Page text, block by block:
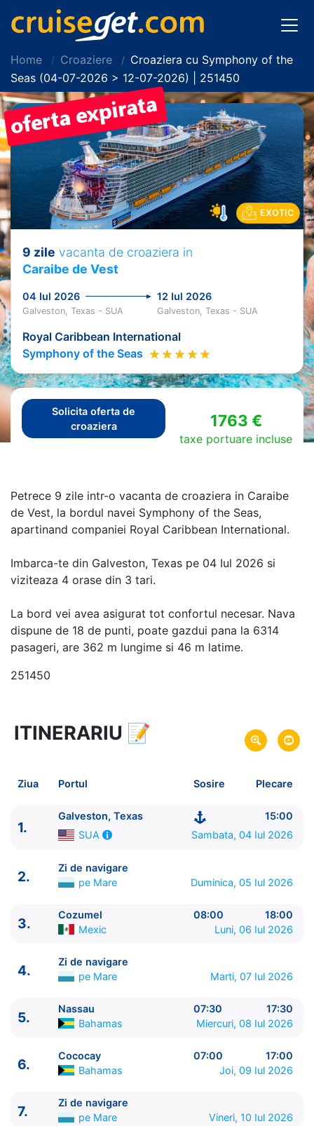
Home Croaziere
Croaziera cu Symphony of the
Seas (04-07-2026 > 12-07-2026) | 251450
EXOTIC
9 zile vacanta de croaziera in
Caraibe de Vest
04 Iul 2026 12 Iul 2026
Galveston, Texas - SUA Galveston, Texas - SUA
Royal Caribbean International
Symphony of the Seas
Solicita oferta de
croaziera
1763 €
taxe portuare incluse
Petrece 9 zile intr-o vacanta de croaziera in Caraibe
de Vest, la bordul navei Symphony of the Seas,
apartinand companiei Royal Caribbean International.
Imbarca-te din Galveston, Texas pe 04 Iul 2026 si
viziteaza 4 orase din 3 tari.
La bord vei avea asigurat tot confortul necesar. Nava
dispune de 18 de punti, poate gazdui pana la 6314
pasageri, are 362 m lungime si 46 m latime.
251450
9 zile vacanta de croaziera in
link oferta
Plecare pe 04 Iul 2026 din Galveston, Texas, SUA
Royal Caribbean International
ITINERARIU
----------------------------------------
1. Galveston, Texas
Cozumel Mexic 08:00 - 18:00
4.
Zi de navigare pe Mare
0:00 - 0:00
ITINERARIU 📝
Ziua Portul Sosire Plecare
1.
Galveston, Texas
15:00
SUA
Sambata, 04 Iul 2026
2.
Zi de navigare
pe Mare
Duminica, 05 Iul 2026
3.
Cozumel 08:00
18:00
Mexic
Luni, 06 Iul 2026
4.
Zi de navigare
pe Mare
Marti, 07 Iul 2026
5.
Nassau 07:30
17:30
Bahamas
Miercuri, 08 Iul 2026
6.
Cococay 07:00
17:00
Bahamas
Joi, 09 Iul 2026
7.
Zi de navigare
pe Mare
Vineri, 10 Iul 2026